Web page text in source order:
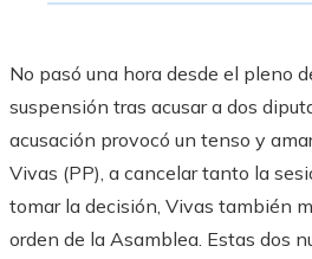
No pasó una hora desde el pleno
suspensión tras acusar a dos
acusación provocó un tenso y
Vivas (PP), a cancelar tanto la
tomar la decisión, Vivas también
orden de la Asamblea. Estas dos